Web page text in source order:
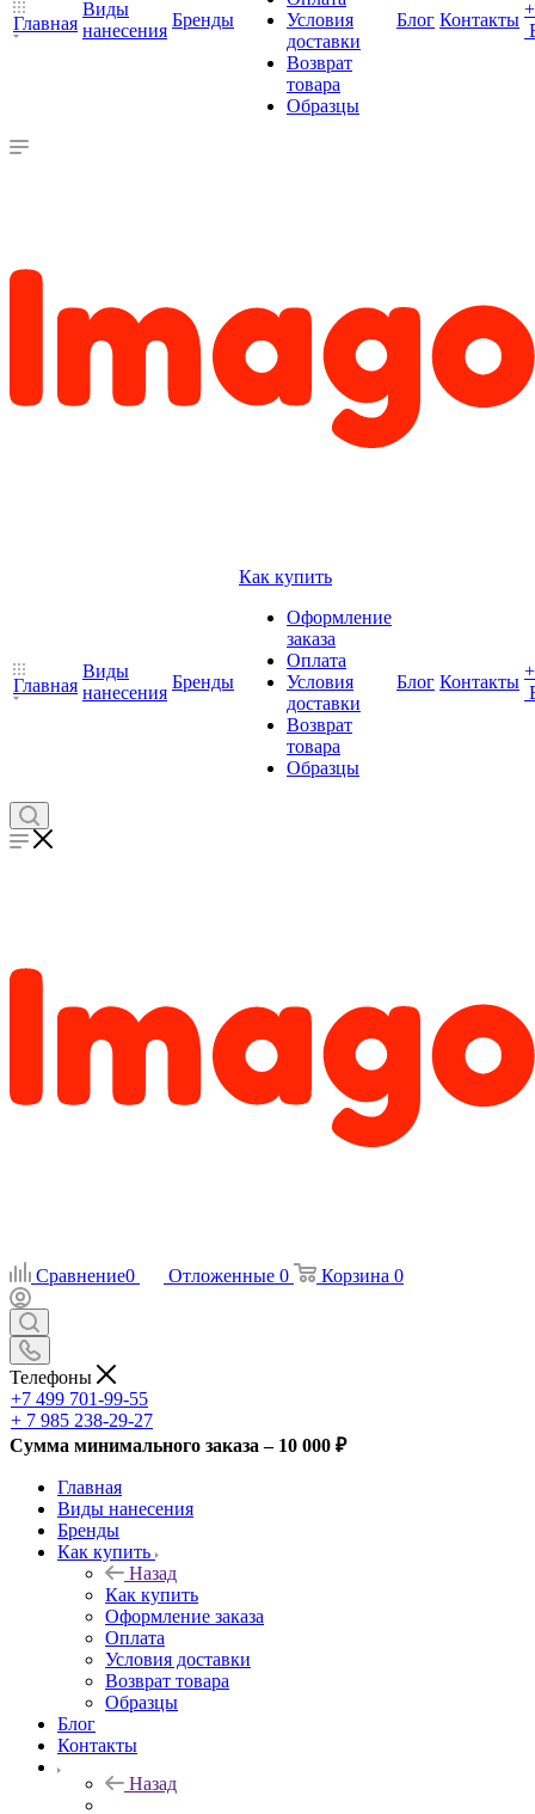
Главная
Виды
нанесения
Бренды
Условия
доставки
Возврат
товара
Образцы
Блог Контакты
+
Главная
Виды
нанесения
Бренды
Как купить
Оформление
заказа
Оплата
Условия
доставки
Возврат
товара
Образцы
Блог Контакты
+
Сравнение0 Отложенные 0 Корзина 0
Телефоны
+7 499 701-99-55
+ 7 985 238-29-27
Сумма минимального заказа – 10 000 ₽
Главная
Виды нанесения
Бренды
Как купить
Назад
Как купить
Оформление заказа
Оплата
Условия доставки
Возврат товара
Образцы
Блог
Контакты
Назад